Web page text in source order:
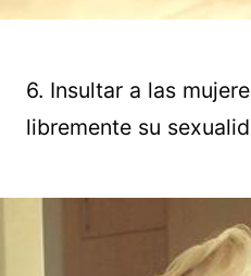
6. Insultar a las
libremente su